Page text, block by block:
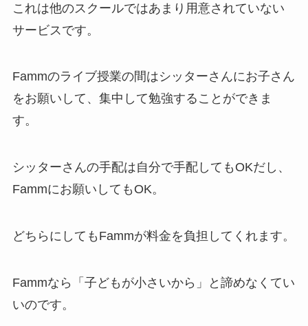
これは他のスクールではあまり用意されていない
サービスです。
Fammのライブ授業の間はシッターさんにお子さん
をお願いして、集中して勉強することができま
す。
シッターさんの手配は自分で手配してもOKだし、
Fammにお願いしてもOK。
どちらにしてもFammが料金を負担してくれます。
Fammなら「子どもが小さいから」と諦めなくてい
いのです。